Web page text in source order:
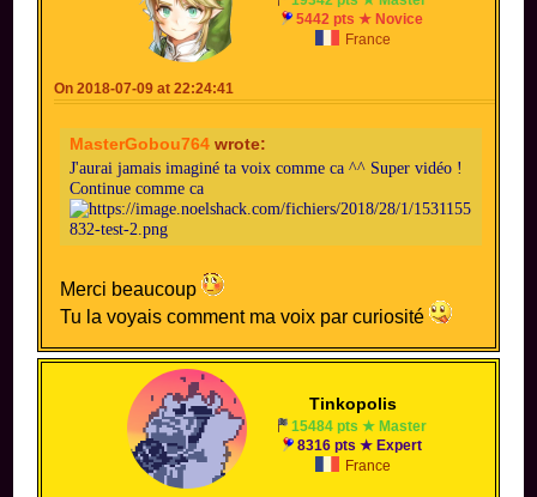
5442 pts ★ Novice
France
On 2018-07-09 at 22:24:41
MasterGobou764 wrote:
J'aurai jamais imaginé ta voix comme ca ^^ Super vidéo !
Continue comme ca
Merci beaucoup
Tu la voyais comment ma voix par curiosité
Tinkopolis
15484 pts ★ Master
8316 pts ★ Expert
France